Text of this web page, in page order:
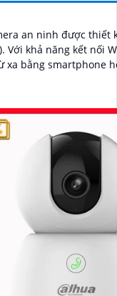
an ninh được thiết
xa bằng smartphone